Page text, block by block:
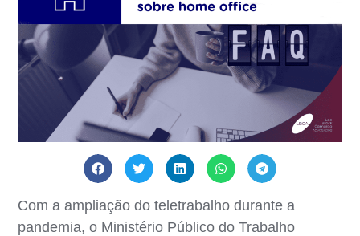
Com a ampliação do teletrabalho durante a
pandemia, o Ministério Público do Trabalho